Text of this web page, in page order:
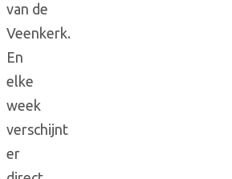
van de
Veenkerk.
En
elke
week
verschijnt
er